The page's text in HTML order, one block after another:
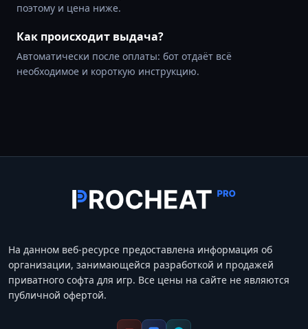
поэтому и цена ниже.
Как происходит выдача?
Автоматически после оплаты: бот отдаёт всё
необходимое и короткую инструкцию.
На данном веб-ресурсе предоставлена информация об
организации, занимающейся разработкой и продажей
приватного софта для игр. Все цены на сайте не являются
публичной офертой.